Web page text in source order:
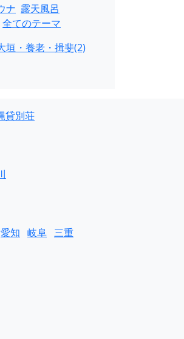
ナ 露天風呂
全てのテーマ
垣・養老・揖斐(2)
貸別荘
愛知 岐阜 三重